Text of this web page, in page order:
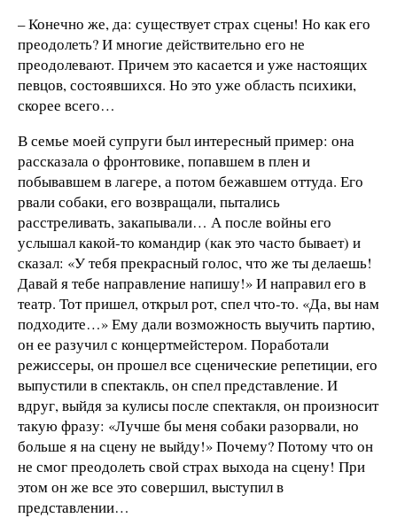
– Конечно же, да: существует страх сцены! Но как его
преодолеть? И многие действительно его не
преодолевают. Причем это касается и уже настоящих
певцов, состоявшихся. Но это уже область психики,
скорее всего…
В семье моей супруги был интересный пример: она
рассказала о фронтовике, попавшем в плен и
побывавшем в лагере, а потом бежавшем оттуда. Его
рвали собаки, его возвращали, пытались
расстреливать, закапывали… А после войны его
услышал какой-то командир (как это часто бывает) и
сказал: «У тебя прекрасный голос, что же ты делаешь!
Давай я тебе направление напишу!» И направил его в
театр. Тот пришел, открыл рот, спел что-то. «Да, вы нам
подходите…» Ему дали возможность выучить партию,
он ее разучил с концертмейстером. Поработали
режиссеры, он прошел все сценические репетиции, его
выпустили в спектакль, он спел представление. И
вдруг, выйдя за кулисы после спектакля, он произносит
такую фразу: «Лучше бы меня собаки разорвали, но
больше я на сцену не выйду!» Почему? Потому что он
не смог преодолеть свой страх выхода на сцену! При
этом он же все это совершил, выступил в
представлении…